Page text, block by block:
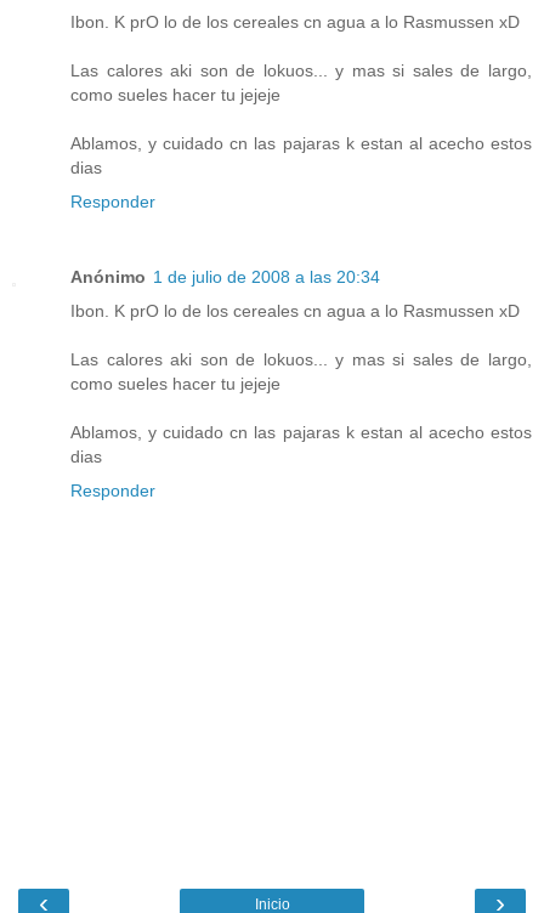
Ibon. K prO lo de los cereales cn agua a lo Rasmussen xD
Las calores aki son de lokuos... y mas si sales de largo,
como sueles hacer tu jejeje
Ablamos, y cuidado cn las pajaras k estan al acecho estos
dias
Responder
Anónimo 1 de julio de 2008 a las 20:34
Ibon. K prO lo de los cereales cn agua a lo Rasmussen xD
Las calores aki son de lokuos... y mas si sales de largo,
como sueles hacer tu jejeje
Ablamos, y cuidado cn las pajaras k estan al acecho estos
dias
Responder
‹ ›
Inicio